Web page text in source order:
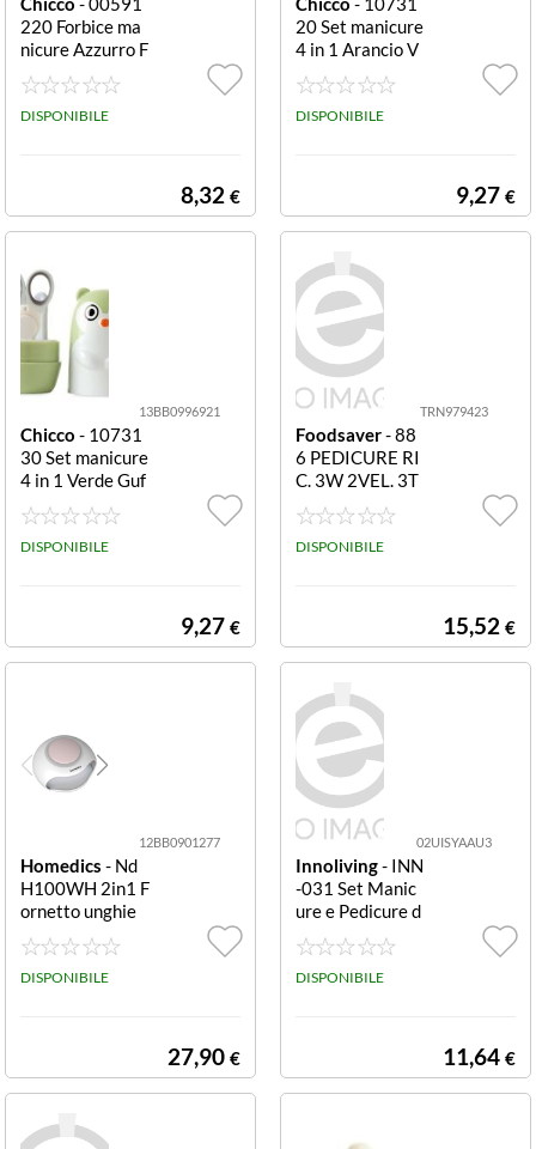
220 Forbice ma
nicure Azzurro F
orbice manicure
Chicco 005912
20 Azzurro
DISPONIBILE
8,32 €
20 Set manicure
4 in 1 Arancio V
olpe 4 in 1
DISPONIBILE
9,27 €
13BB0996921
Chicco - 10731
30 Set manicure
4 in 1 Verde Guf
o 4 in 1
DISPONIBILE
9,27 €
TRN979423
Foodsaver- 88
6 PEDICURE RI
C. 3W 2VEL. 3T
ESTINE FEET C
ARE PRO
DISPONIBILE
15,52 €
12BB0901277
Homedics - Nd
H100WH 2in1 F
ornetto unghie
2in1 nail polish
dryer
DISPONIBILE
27,90 €
02UISYAAU3
Innoliving- INN
-031 Set Manic
ure e Pedicure d
a Viaggio Luce L
ED 2 Velocità 6
Testine Interc I
6 Testine Interc
DISPONIBILE
11,64 €